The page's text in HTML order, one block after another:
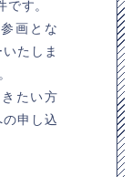
す。
画とな
たしま
たい方
申し込